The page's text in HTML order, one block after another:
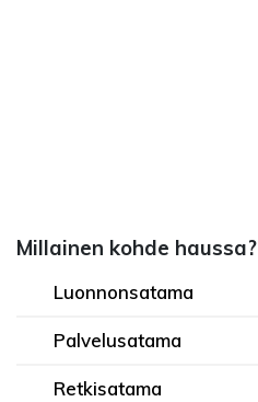
Millainen kohde haussa?
Luonnonsatama
Palvelusatama
Retkisatama